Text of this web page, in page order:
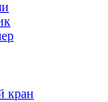
кран